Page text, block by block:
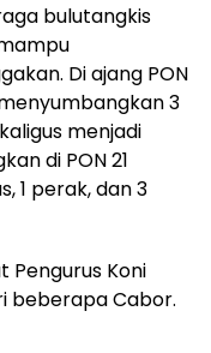
bulutangkis
Di ajang PON
3
menjadi
di PON 21
1 perak, dan 3
Koni
beberapa Cabor.